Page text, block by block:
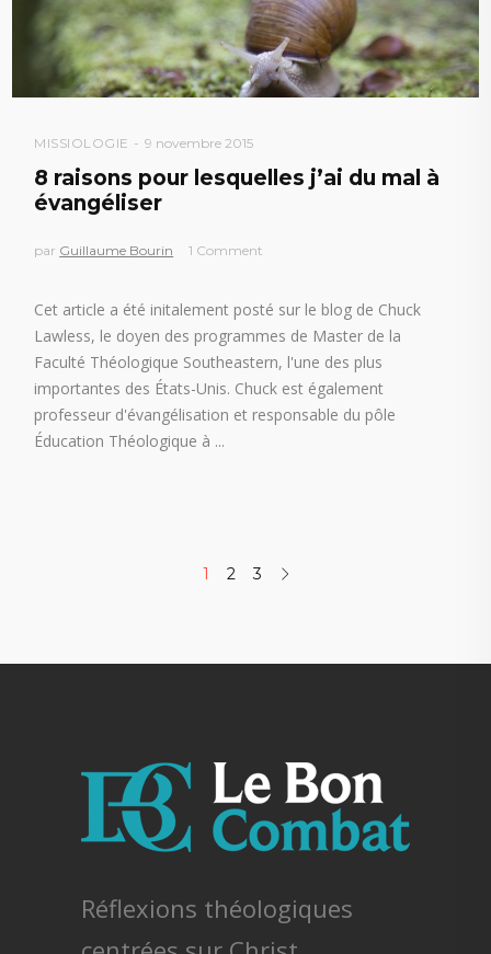
MISSIOLOGIE 9 novembre 2015
8 raisons pour lesquelles j’ai du mal à
évangéliser
par Guillaume Bourin 1 Comment
Cet article a été initalement posté sur le blog de Chuck
Lawless, le doyen des programmes de Master de la
Faculté Théologique Southeastern, l'une des plus
importantes des États-Unis. Chuck est également
professeur d'évangélisation et responsable du pôle
Éducation Théologique à
1 2 3
Réflexions théologiques